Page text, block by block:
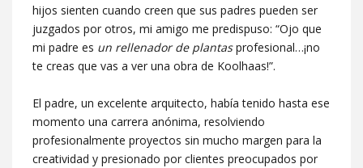
hijos sienten cuando creen que sus padres pueden ser
juzgados por otros, mi amigo me predispuso: “Ojo que
mi padre es un rellenador de plantasprofesional…¡no
te creas que vas a ver una obra de Koolhaas!”.
El padre, un excelente arquitecto, había tenido hasta ese
momento una carrera anónima, resolviendo
profesionalmente proyectos sin mucho margen para la
creatividad y presionado por clientes preocupados por